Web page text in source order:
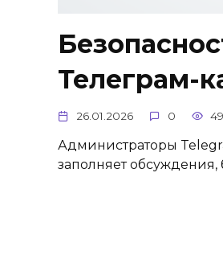
Телеграм-
26.01.2026 0
Администраторы
заполняет